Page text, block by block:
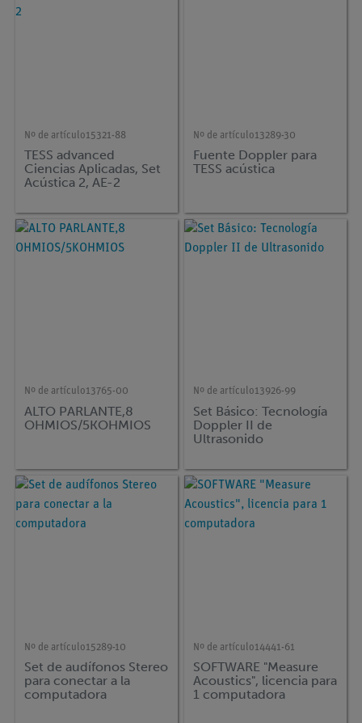
Nº de artículo15321-88
TESS advanced
Ciencias Aplicadas, Set
Acústica 2, AE-2
Nº de artículo13289-30
Fuente Doppler para
TESS acústica
Nº de artículo13765-00
ALTO PARLANTE,8
OHMIOS/5KOHMIOS
Nº de artículo13926-99
Set Básico: Tecnología
Doppler II de
Ultrasonido
Nº de artículo15289-10
Set de audífonos Stereo
para conectar a la
computadora
Nº de artículo14441-61
SOFTWARE "Measure
Acoustics", licencia para
1 computadora